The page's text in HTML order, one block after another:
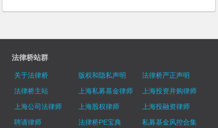
法律桥站群
关于法律桥 版权和隐私声明
法律桥严正声明
法律桥主站
上海私募基金律师
上海投资并购律师
上海公司法律师
上海股权律师
上海投融资律师
聘请律师
法律桥PE宝典
私募基金风控合集